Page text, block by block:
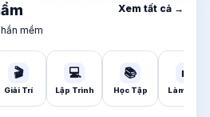
mềm
Xem tất cả →
🎬
Giải Trí
💻
Lập Trình
📚
Học Tập
💼
Làm Việc